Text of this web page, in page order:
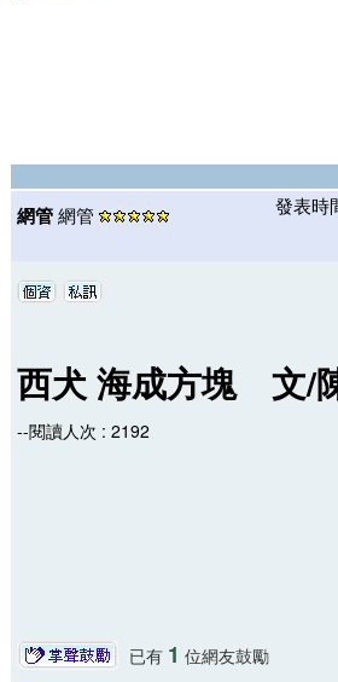
網管網管 發表時
西犬 海成方塊 文/
--閱讀人次 : 2192
已有 1 位網友鼓勵